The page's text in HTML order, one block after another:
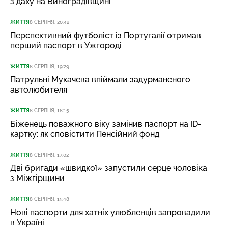
ЖИТТЯ8 СЕРПНЯ, 20:42
Перспективний футболіст із Португалії отримав
перший паспорт в Ужгороді
ЖИТТЯ8 СЕРПНЯ, 19:29
Патрульні Мукачева впіймали задурманеного
автолюбителя
ЖИТТЯ8 СЕРПНЯ, 18:15
Біженець поважного віку замінив паспорт на ID-
картку: як сповістити Пенсійний фонд
ЖИТТЯ8 СЕРПНЯ, 17:02
Дві бригади «швидкої» запустили серце чоловіка
з Міжгірщини
ЖИТТЯ8 СЕРПНЯ, 15:48
Нові паспорти для хатніх улюбленців запровадили
в Україні